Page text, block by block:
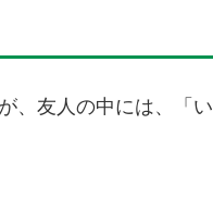
、友人の中には、「い